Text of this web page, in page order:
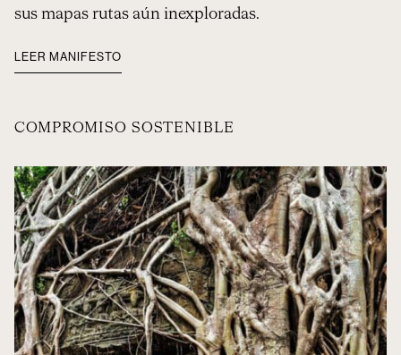
sus mapas rutas aún inexploradas.
LEER MANIFESTO
COMPROMISO SOSTENIBLE